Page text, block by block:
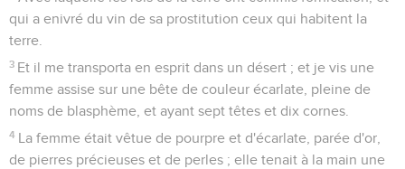
qui a enivré du vin de sa prostitution ceux qui habitent la
terre.
3 Et il me transporta en esprit dans un désert ; et je vis une
femme assise sur une bête de couleur écarlate, pleine de
noms de blasphème, et ayant sept têtes et dix cornes.
4 La femme était vêtue de pourpre et d'écarlate, parée d'or,
de pierres précieuses et de perles ; elle tenait à la main une